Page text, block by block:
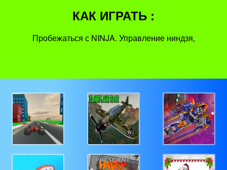
КАК ИГРАТЬ :
Пробежаться с NINJA. Управление ниндзя,